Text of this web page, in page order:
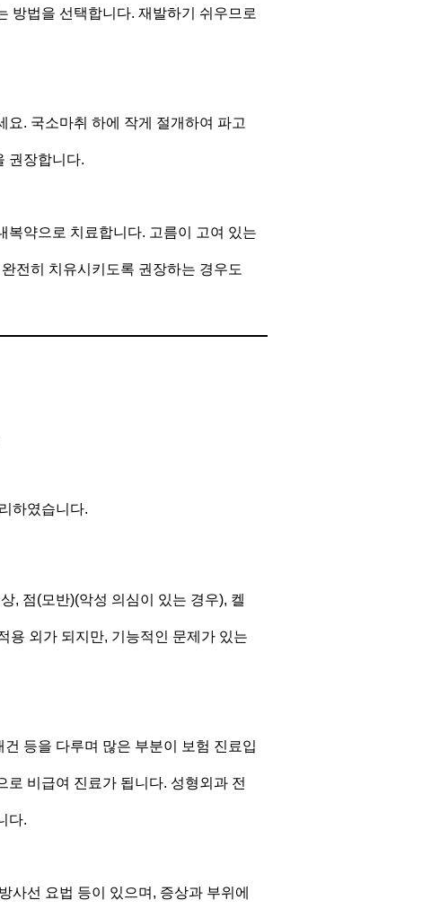
방법을 선택합니다. 재발하기 쉬우므로
. 국소마취 하에 작게 절개하여 파고
권장합니다.
복약으로 치료합니다. 고름이 고여 있는
전히 치유시키도록 권장하는 경우도
하였습니다.
, 점(모반)(악성 의심이 있는 경우), 켈
용 외가 되지만, 기능적인 문제가 있는
등을 다루며 많은 부분이 보험 진료입
비급여 진료가 됩니다. 성형외과 전
다.
사선 요법 등이 있으며, 증상과 부위에